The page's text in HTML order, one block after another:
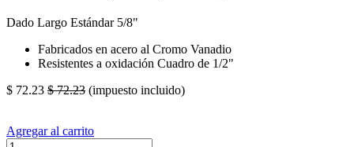
Dado Largo Estándar 5/8"
Fabricados en acero al Cromo Vanadio
Resistentes a oxidación Cuadro de 1/2"
$ 72.23 $72.23 (impuesto incluido)
Agregar al carrito